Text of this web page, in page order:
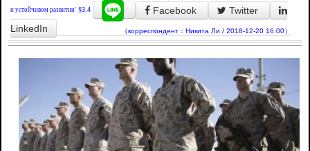
и устойчивом развитии' §3.4 Facebook
Twitter
LinkedIn
（корреспондент：Никита Ли / 2018-12-20 16:00）